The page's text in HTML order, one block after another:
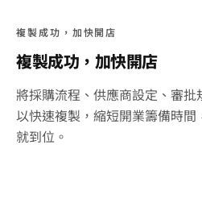
複製成功，加快開店
複製成功，加快開店
將採購流程、供應商設定、審
以快速複製，縮短開業籌備時
就到位。